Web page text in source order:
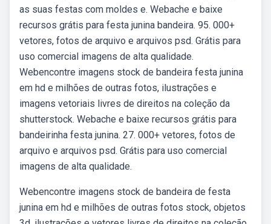
as suas festas com moldes e. Webache e baixe
recursos grátis para festa junina bandeira. 95. 000+
vetores, fotos de arquivo e arquivos psd. Grátis para
uso comercial imagens de alta qualidade.
Webencontre imagens stock de bandeira festa junina
em hd e milhões de outras fotos, ilustrações e
imagens vetoriais livres de direitos na coleção da
shutterstock. Webache e baixe recursos grátis para
bandeirinha festa junina. 27. 000+ vetores, fotos de
arquivo e arquivos psd. Grátis para uso comercial
imagens de alta qualidade.
Webencontre imagens stock de bandeira de festa
junina em hd e milhões de outras fotos stock, objetos